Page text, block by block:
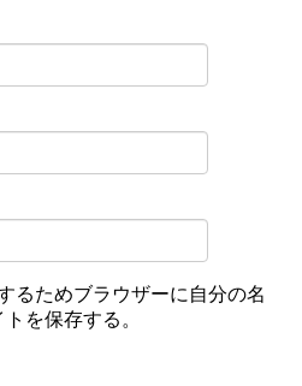
るためブラウザーに自分の名
を保存する。